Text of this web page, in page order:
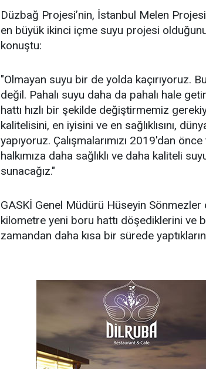
Düzbağ Projesi’nin, İstanbul Melen
en büyük ikinci içme suyu projesi
konuştu:
"Olmayan suyu bir de yolda kaçırıyoruz.
değil. Pahalı suyu daha da pahalı hale
hattı hızlı bir şekilde değiştirmemiz
kalitelisini, en iyisini ve en sağlıklısını,
yapıyoruz. Çalışmalarımızı 2019'dan
halkımıza daha sağlıklı ve daha kaliteli
sunacağız."
GASKİ Genel Müdürü Hüseyin Sönmezler
kilometre yeni boru hattı döşediklerini ve
zamandan daha kısa bir sürede